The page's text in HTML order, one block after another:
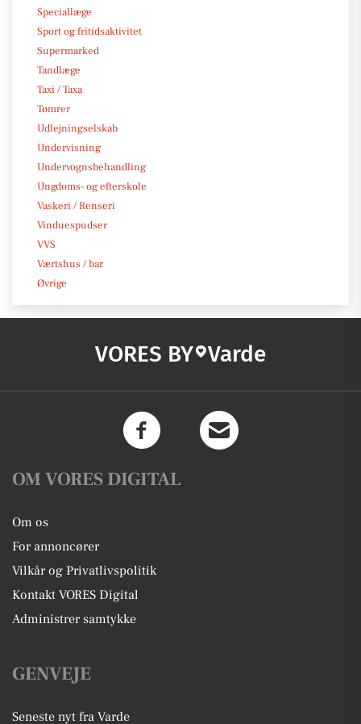
Speciallæge
Sport og fritidsaktivitet
Supermarked
Tandlæge
Taxi / Taxa
Tømrer
Udlejningselskab
Undervisning
Undervognsbehandling
Ungdoms- og efterskole
Vaskeri / Renseri
Vinduespudser
VVS
Værtshus / bar
Øvrige
VORES BY Varde
OM VORES DIGITAL
Om os
For annoncører
Vilkår og Privatlivspolitik
Kontakt VORES Digital
Administrer samtykke
GENVEJE
Seneste nyt fra Varde